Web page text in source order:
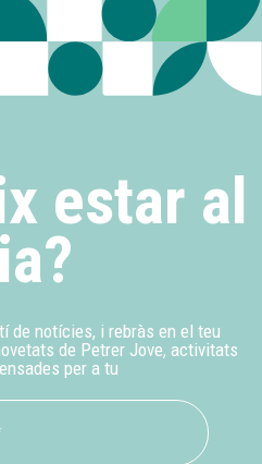
estar al
de notícies, i rebràs en el teu
de Petrer Jove, activitats
per a tu